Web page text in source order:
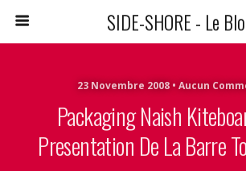
SIDE-SHORE - Le
23 Novembre 2008 • Aucun
Packaging Naish
Presentation De La Barre